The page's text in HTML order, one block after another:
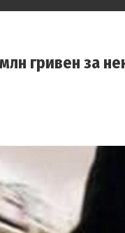
гривен за